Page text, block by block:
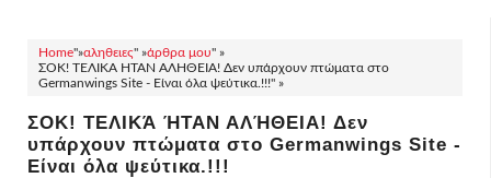
Home"»αληθειες" »άρθρα μου" »
ΣΟΚ! ΤΕΛΙΚΆ ΉΤΑΝ ΑΛΉΘΕΙΑ! Δεν υπάρχουν πτώματα στο
Germanwings Site - Είναι όλα ψεύτικα.!!!" »
ΣΟΚ! ΤΕΛΙΚΆ ΉΤΑΝ ΑΛΉΘΕΙΑ! Δεν
υπάρχουν πτώματα στο Germanwings Site -
Είναι όλα ψεύτικα.!!!